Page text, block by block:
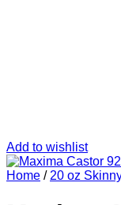
Add to wishlist
Home / 20 oz